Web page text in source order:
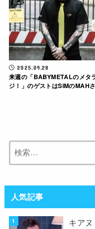
2025.09.28
来週の「BABYMETALのメタ
ジ！」のゲストはSiMのMAH
人気記事
キア